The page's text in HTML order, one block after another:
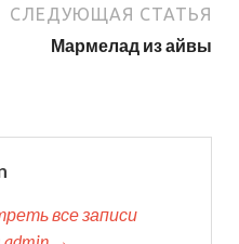
СЛЕДУЮЩАЯ СТАТЬЯ
Мармелад из айвы
все записи